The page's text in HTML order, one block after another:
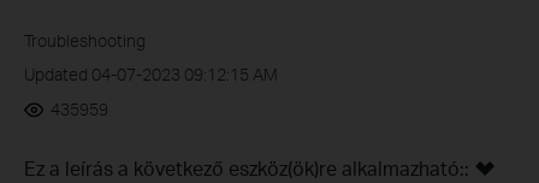
Troubleshooting
Updated 04-07-2023 09:12:15 AM
435959
Ez a leírás a következő eszköz(ök)re alkalmazható::